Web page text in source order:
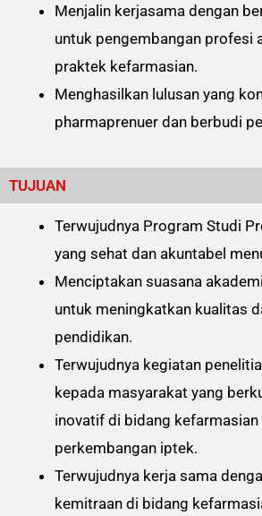
Menjalin kerjasama dengan
untuk pengembangan profesi
praktek kefarmasian.
Menghasilkan lulusan yang
pharmaprenuer dan berbudi
TUJUAN
Terwujudnya Program Studi
yang sehat dan akuntabel
Menciptakan suasana
untuk meningkatkan kualitas
pendidikan.
Terwujudnya kegiatan
kepada masyarakat yang
inovatif di bidang kefarmasian
perkembangan iptek.
Terwujudnya kerja sama
kemitraan di bidang